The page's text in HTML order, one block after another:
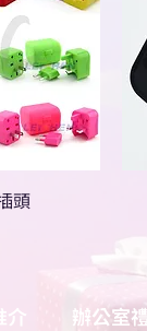
頭
介 辦公室